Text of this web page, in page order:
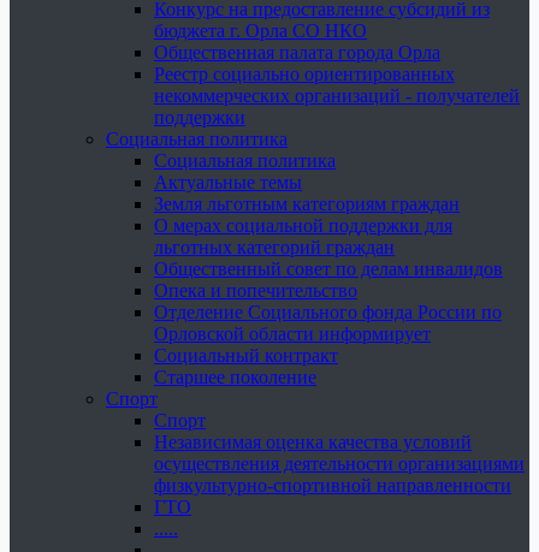
Конкурс на предоставление субсидий из
бюджета г. Орла СО НКО
Общественная палата города Орла
Реестр социально ориентированных
некоммерческих организаций - получателей
поддержки
Социальная политика
Социальная политика
Актуальные темы
Земля льготным категориям граждан
О мерах социальной поддержки для
льготных категорий граждан
Общественный совет по делам инвалидов
Опека и попечительство
Отделение Социального фонда России по
Орловской области информирует
Социальный контракт
Старшее поколение
Спорт
Спорт
Независимая оценка качества условий
осуществления деятельности организациями
физкультурно-спортивной направленности
ГТО
.....